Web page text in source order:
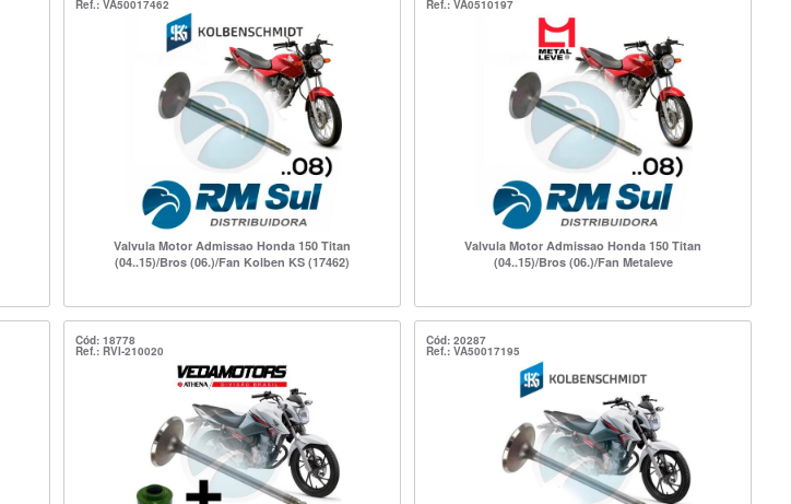
Ref.: VA50017462
Valvula Motor Admissao Honda 150 Titan
(04..15)/Bros (06.)/Fan Kolben KS (17462)
Ref.: VA0510197
Valvula Motor Admissao Honda 150 Titan
(04..15)/Bros (06.)/Fan Metaleve
Cód: 18778
Ref.: RVI-210020
Cód: 20287
Ref.: VA50017195